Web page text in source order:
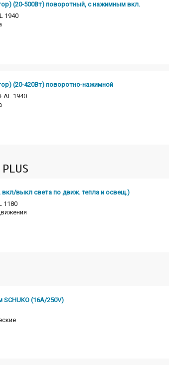
(20-500Вт) поворотный, с нажимным вкл.
1940
(20-420Вт) поворотно-нажимной
AL 1940
вкл/выкл света по движ. тепла и освещ.)
1180
SCHUKO (16A/250V)